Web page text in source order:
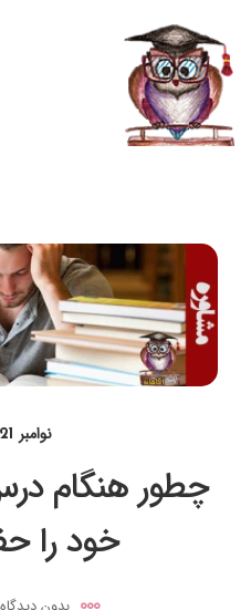
نوامبر 21, 2018
چطور هنگام
خود را
بدون دیدگاه